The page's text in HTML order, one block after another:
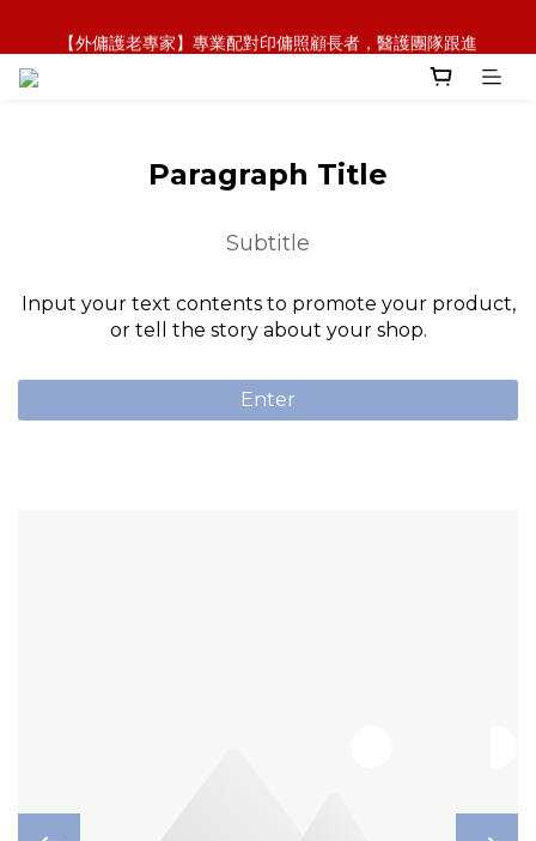
【外傭護老專家】專業配對印傭照顧長者，醫護團隊跟進
【政府資助】善用社區照顧服務券，上門服務及租用產品
Paragraph Title
Subtitle
Input your text contents to promote your product,
or tell the story about your shop.
Enter